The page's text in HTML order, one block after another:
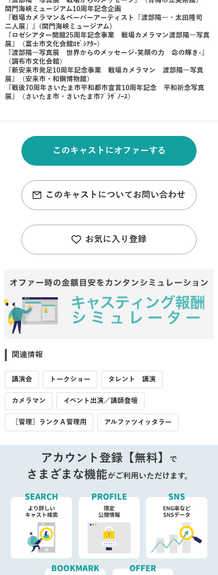
関門海峡ミュージアム10周年記念企画
『戦場カメラマン＆ペーパーアーティスト「渡部陽一・太田隆司
二人展」』(関門海峡ミュージアム)
『ロゼシアター開館25周年記念事業 戦場カメラマン渡部陽一写真
展』（富士市文化会館ﾛｾﾞｼｱﾀｰ）
『渡部陽一写真展 世界からのメッセージ-笑顔の力 命の輝き-』
（調布市文化会館）
『新安来市発足10周年記念事業 戦場カメラマン 渡部陽一写真
展』（安来市・和鋼博物館）
『戦後70周年さいたま市平和都市宣言10周年記念 平和祈念写真
展』（さいたま市・さいたま市ﾌﾟﾗｻﾞﾉｰｽ）
このキャストにオファーする
このキャストについてお問い合わせ
お気に入り登録
関連情報
講演会 トークショー タレント 講演
カメラマン イベント出演／講師登壇
［管理］ランクＡ管理用 アルファツイッタラー
アカウント登録【無料】 で
さまざまな機能がご利用いただけます。